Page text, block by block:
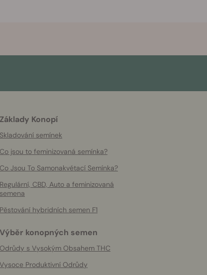
Základy Konopí
Skladování semínek
Co jsou to feminizovaná semínka?
Co Jsou To Samonakvétací Semínka?
Regulární, CBD, Auto a feminizovaná
semena
Pěstování hybridních semen F1
Výběr konopných semen
Odrůdy s Vysokým Obsahem THC
Vysoce Produktivní Odrůdy